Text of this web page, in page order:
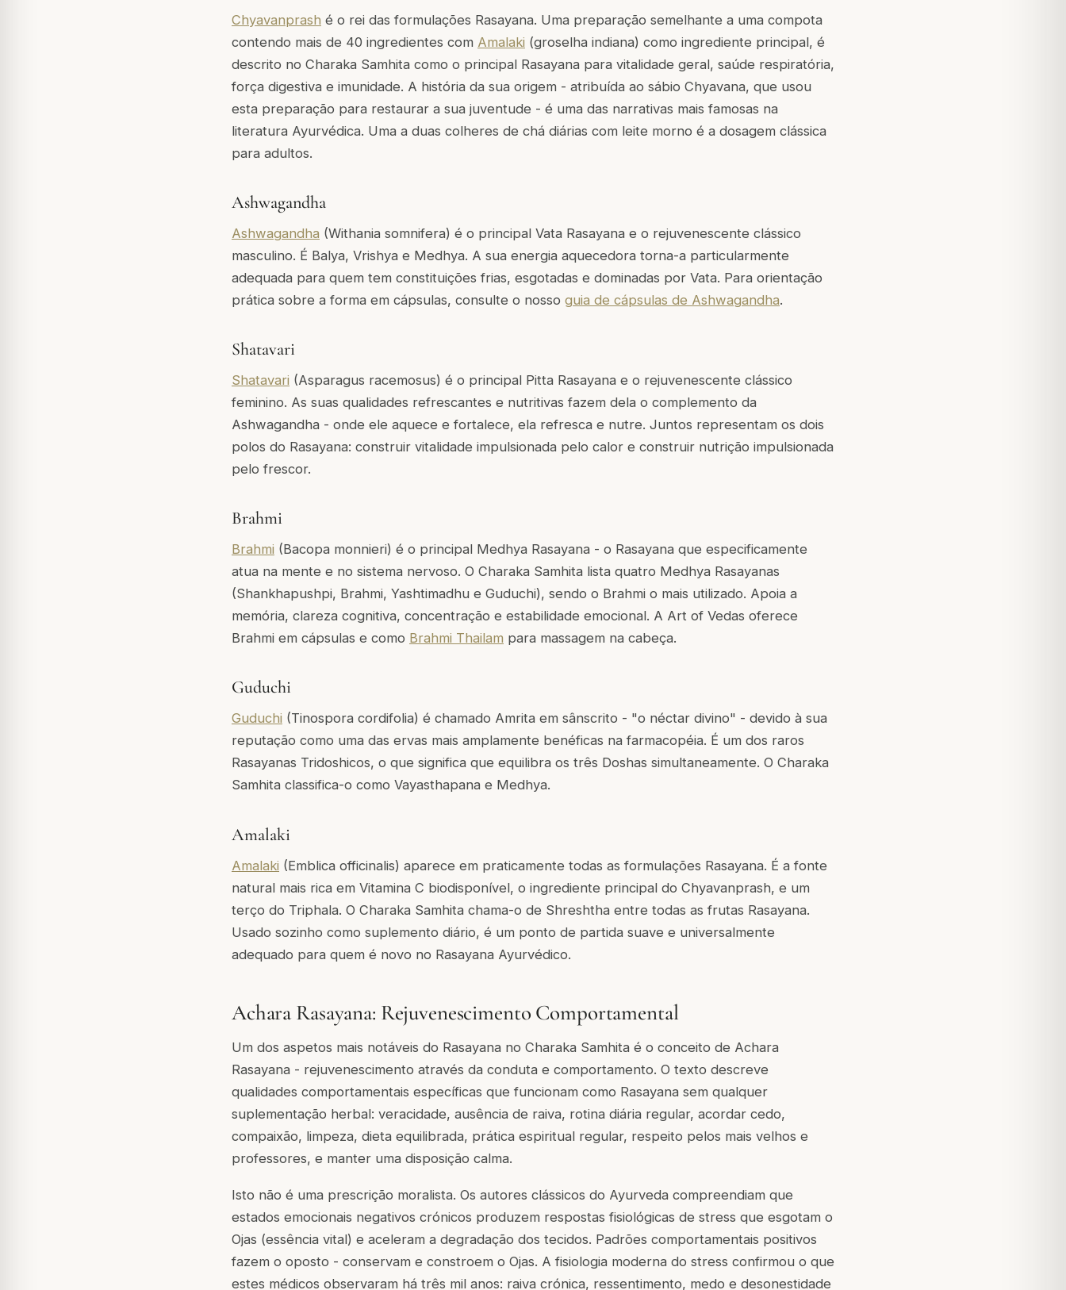
Chyavanprash é o rei das formulações Rasayana. Uma preparação semelhante a uma compota
contendo mais de 40 ingredientes com Amalaki (groselha indiana) como ingrediente principal, é
descrito no Charaka Samhita como o principal Rasayana para vitalidade geral, saúde respiratória,
força digestiva e imunidade. A história da sua origem - atribuída ao sábio Chyavana, que usou
esta preparação para restaurar a sua juventude - é uma das narrativas mais famosas na
literatura Ayurvédica. Uma a duas colheres de chá diárias com leite morno é a dosagem clássica
para adultos.
Ashwagandha
Ashwagandha (Withania somnifera) é o principal Vata Rasayana e o rejuvenescente clássico
masculino. É Balya, Vrishya e Medhya. A sua energia aquecedora torna-a particularmente
adequada para quem tem constituições frias, esgotadas e dominadas por Vata. Para orientação
prática sobre a forma em cápsulas, consulte o nosso guia de cápsulas de Ashwagandha.
Shatavari
Shatavari (Asparagus racemosus) é o principal Pitta Rasayana e o rejuvenescente clássico
feminino. As suas qualidades refrescantes e nutritivas fazem dela o complemento da
Ashwagandha - onde ele aquece e fortalece, ela refresca e nutre. Juntos representam os dois
polos do Rasayana: construir vitalidade impulsionada pelo calor e construir nutrição impulsionada
pelo frescor.
Brahmi
Brahmi (Bacopa monnieri) é o principal Medhya Rasayana - o Rasayana que especificamente
atua na mente e no sistema nervoso. O Charaka Samhita lista quatro Medhya Rasayanas
(Shankhapushpi, Brahmi, Yashtimadhu e Guduchi), sendo o Brahmi o mais utilizado. Apoia a
memória, clareza cognitiva, concentração e estabilidade emocional. A Art of Vedas oferece
Brahmi em cápsulas e como Brahmi Thailam para massagem na cabeça.
Guduchi
Guduchi (Tinospora cordifolia) é chamado Amrita em sânscrito - "o néctar divino" - devido à sua
reputação como uma das ervas mais amplamente benéficas na farmacopéia. É um dos raros
Rasayanas Tridoshicos, o que significa que equilibra os três Doshas simultaneamente. O Charaka
Samhita classifica-o como Vayasthapana e Medhya.
Amalaki
Amalaki (Emblica officinalis) aparece em praticamente todas as formulações Rasayana. É a fonte
natural mais rica em Vitamina C biodisponível, o ingrediente principal do Chyavanprash, e um
terço do Triphala. O Charaka Samhita chama-o de Shreshtha entre todas as frutas Rasayana.
Usado sozinho como suplemento diário, é um ponto de partida suave e universalmente
adequado para quem é novo no Rasayana Ayurvédico.
Achara Rasayana: Rejuvenescimento Comportamental
Um dos aspetos mais notáveis do Rasayana no Charaka Samhita é o conceito de Achara
Rasayana - rejuvenescimento através da conduta e comportamento. O texto descreve
qualidades comportamentais específicas que funcionam como Rasayana sem qualquer
suplementação herbal: veracidade, ausência de raiva, rotina diária regular, acordar cedo,
compaixão, limpeza, dieta equilibrada, prática espiritual regular, respeito pelos mais velhos e
professores, e manter uma disposição calma.
Isto não é uma prescrição moralista. Os autores clássicos do Ayurveda compreendiam que
estados emocionais negativos crónicos produzem respostas fisiológicas de stress que esgotam o
Ojas (essência vital) e aceleram a degradação dos tecidos. Padrões comportamentais positivos
fazem o oposto - conservam e constroem o Ojas. A fisiologia moderna do stress confirmou o que
estes médicos observaram há três mil anos: raiva crónica, ressentimento, medo e desonestidade